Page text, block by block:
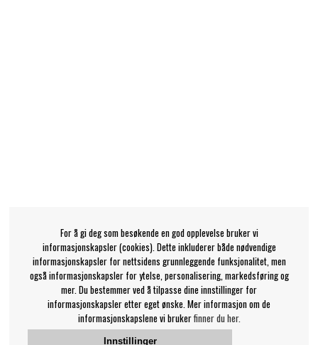
For å gi deg som besøkende en god opplevelse bruker vi
informasjonskapsler (cookies). Dette inkluderer både nødvendige
informasjonskapsler for nettsidens grunnleggende funksjonalitet, men
også informasjonskapsler for ytelse, personalisering, markedsføring og
mer. Du bestemmer ved å tilpasse dine innstillinger for
informasjonskapsler etter eget ønske. Mer informasjon om de
informasjonskapslene vi brukerfinner du her.
Innstillinger